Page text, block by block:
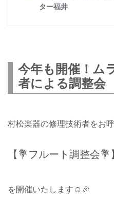
今年も開催！ム
者による調整会
村松楽器の修理技術者をお
【💐フルート調整会💐】
を開催いたします☺️🎉